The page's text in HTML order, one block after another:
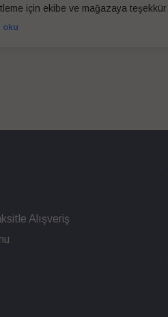
için ekibe ve mağazaya teşekkür
oku
Alışveriş